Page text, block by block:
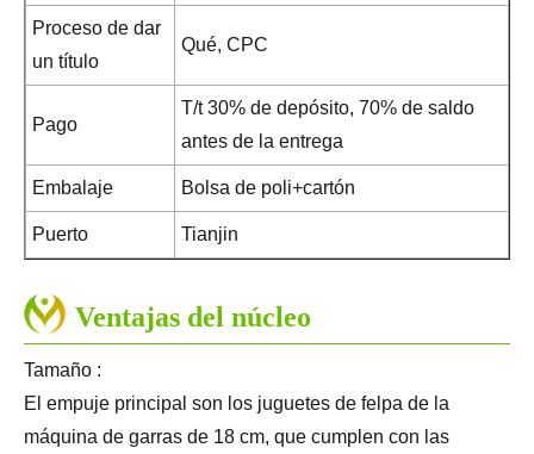
Proceso de dar
un título
Qué, CPC
Pago
T/t 30% de depósito, 70% de saldo
antes de la entrega
Embalaje Bolsa de poli+cartón
Puerto Tianjin
Ventajas del núcleo
Tamaño :
El empuje principal son los juguetes de felpa de la
máquina de garras de 18 cm, que cumplen con las